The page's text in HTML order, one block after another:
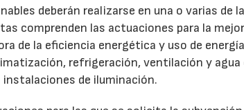
deberán realizarse en una o varias de
comprenden las actuaciones para la
de la eficiencia energética y uso de
refrigeración, ventilación y agua
de iluminación.